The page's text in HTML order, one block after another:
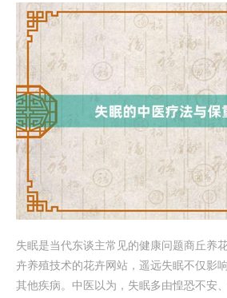
失眠是当代东谈主常见的健康问题商丘养
卉养殖技术的花卉网站，遥远失眠不仅影
其他疾病。中医以为，失眠多由惶恐不安